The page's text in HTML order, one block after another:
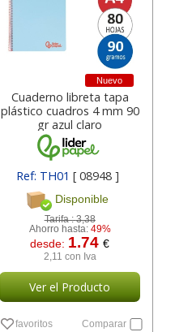
Nuevo
Cuaderno libreta tapa
plástico cuadros 4 mm 90
gr azul claro
Ref: TH01 [ 08948 ]
Disponible
Tarifa :3,38
Ahorro hasta: 49%
desde: 1.74€
2,11 con Iva
Ver el Producto
favoritos Comparar